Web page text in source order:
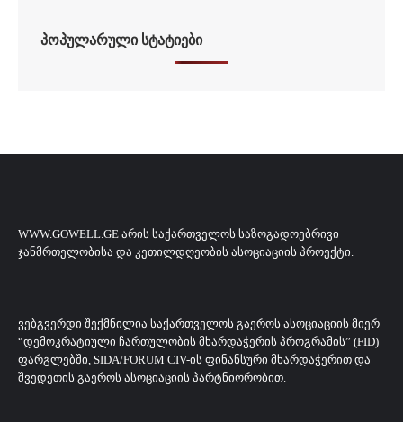
ᲞᲝᲞᲣᲚᲐᲠᲣᲚᲘ ᲡᲢᲐᲢᲘᲔᲑᲘ
WWW.GOWELL.GE ᲐᲠᲘᲡ ᲡᲐᲥᲐᲠᲗᲕᲔᲚᲝᲡ ᲡᲐᲖᲝᲒᲐᲓᲝᲔᲑᲠᲘᲕᲘ
ᲯᲐᲜᲛᲠᲗᲔᲚᲝᲑᲘᲡᲐ ᲓᲐ ᲙᲔᲗᲘᲚᲓᲦᲔᲝᲑᲘᲡ ᲐᲡᲝᲪᲘᲐᲪᲘᲘᲡ ᲞᲠᲝᲔᲥᲢᲘ.
ᲕᲔᲑᲒᲕᲔᲠᲓᲘ ᲨᲔᲥᲛᲜᲘᲚᲘᲐ ᲡᲐᲥᲐᲠᲗᲕᲔᲚᲝᲡ ᲒᲐᲔᲠᲝᲡ ᲐᲡᲝᲪᲘᲐᲪᲘᲘᲡ ᲛᲘᲔᲠ
“ᲓᲔᲛᲝᲙᲠᲐᲢᲘᲣᲚᲘ ᲩᲐᲠᲗᲣᲚᲝᲑᲘᲡ ᲛᲮᲐᲠᲓᲐᲭᲔᲠᲘᲡ ᲞᲠᲝᲒᲠᲐᲛᲘᲡ” (FID)
ᲤᲐᲠᲒᲚᲔᲑᲨᲘ, SIDA/FORUM CIV-ᲘᲡ ᲤᲘᲜᲐᲜᲡᲣᲠᲘ ᲛᲮᲐᲠᲓᲐᲭᲔᲠᲘᲗ ᲓᲐ
ᲨᲕᲔᲓᲔᲗᲘᲡ ᲒᲐᲔᲠᲝᲡ ᲐᲡᲝᲪᲘᲐᲪᲘᲘᲡ ᲞᲐᲠᲢᲜᲘᲝᲠᲝᲑᲘᲗ.